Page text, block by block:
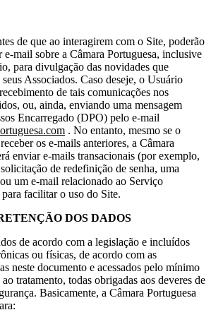
de que ao interagirem com o Site, poderão
e-mail sobre a Câmara Portuguesa, inclusive
para divulgação das novidades que
Associados. Caso deseje, o Usuário
de tais comunicações nos
ou, ainda, enviando uma mensagem
Encarregado (DPO) pelo e-mail
. No entanto, mesmo se o
os e-mails anteriores, a Câmara
enviar e-mails transacionais (por exemplo,
de redefinição de senha, uma
um e-mail relacionado ao Serviço
facilitar o uso do Site.
DOS DADOS
de acordo com a legislação e incluídos
ou físicas, de acordo com as
neste documento e acessados pelo mínimo
ao tratamento, todas obrigadas aos deveres de
Basicamente, a Câmara Portuguesa